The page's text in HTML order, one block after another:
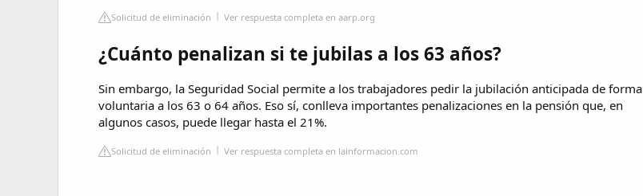
Solicitud de eliminación Ver respuesta completa en aarp.org
¿Cuánto penalizan si te jubilas a los 63 años?
Sin embargo, la Seguridad Social permite a los trabajadores pedir la jubilación anticipada de forma
voluntaria a los 63 o 64 años. Eso sí, conlleva importantes penalizaciones en la pensión que, en
algunos casos, puede llegar hasta el 21%.
Solicitud de eliminación Ver respuesta completa en lainformacion.com